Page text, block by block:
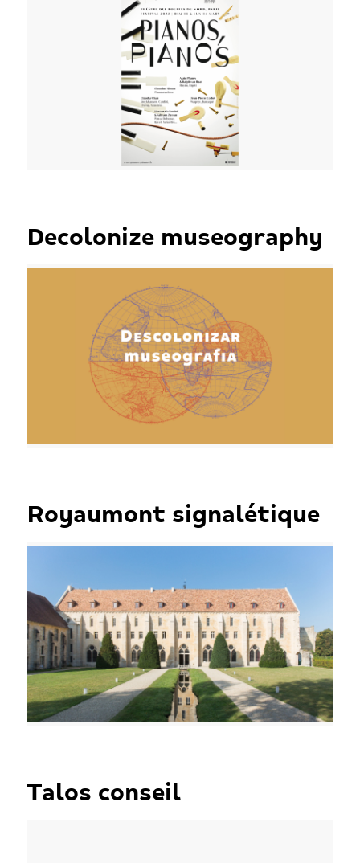
Decolonize museography
Royaumont signalétique
Talos conseil